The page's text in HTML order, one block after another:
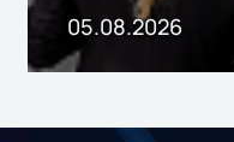
05.08.2026